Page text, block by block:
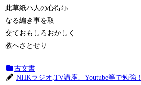
此草紙ハ人の心得尓
なる編き事を取
交ておもしろおかしく
教へさとせり
古文書
NHKラジオ,TV講座、Youtube等で勉強！